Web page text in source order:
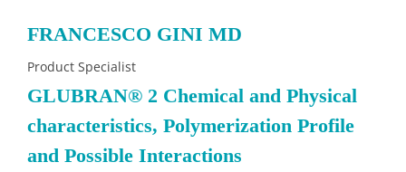
FRANCESCO GINI MD
Product Specialist
GLUBRAN® 2 Chemical and Physical
characteristics, Polymerization Profile
and Possible Interactions